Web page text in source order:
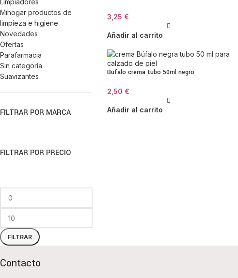
Limpiadores
Mihogar productos de
limpieza e higiene
Novedades
Ofertas
Parafarmacia
Sin categoría
Suavizantes
FILTRAR POR MARCA
FILTRAR POR PRECIO
FILTRAR
3,25 €
Añadir al carrito
Bufalo crema tubo 50ml negro
2,50 €
Añadir al carrito
Contacto